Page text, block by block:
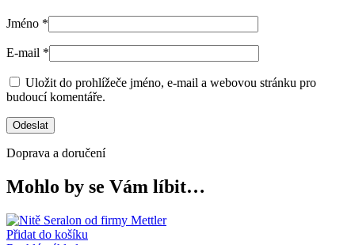
Jméno *
E-mail *
Uložit do prohlížeče jméno, e-mail a webovou stránku pro
budoucí komentáře.
Doprava a doručení
Mohlo by se Vám líbit…
Přidat do košíku